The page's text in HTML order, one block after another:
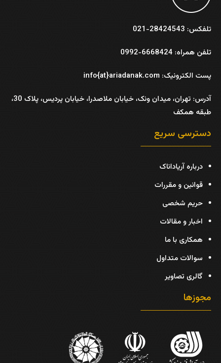
تلفکس: 28424543-021
تلفن همراه: 6668424-0992
پست الکترونیک: info{at}ariadanak.com
آدرس:
تهران، میدان ونک، خیابان ملاصدرا، خیابان پردیس، پلاک 30،
طبقه همکف
دسترسی سریع
درباره آریاداناک
قوانین و مقررات
حریم شخصی
اخبار و مقالات
همکاری با ما
سوالات متداول
گالری تصاویر
مجوزها